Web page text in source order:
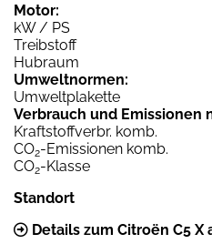
Motor:
kW / PS
Treibstoff
Hubraum
Umweltnormen:
Umweltplakette
Verbrauch und Emissionen
Kraftstoffverbr. komb.
CO2-Emissionen komb.
CO2-Klasse
Standort
Details zum Citroën C5 X